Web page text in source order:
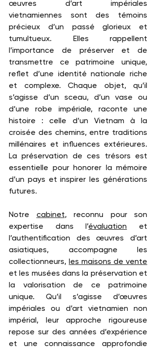
œuvres d’art impériales
vietnamiennes sont des témoins
précieux d’un passé glorieux et
tumultueux. Elles rappellent
l’importance de préserver et de
transmettre ce patrimoine unique,
reflet d’une identité nationale riche
et complexe. Chaque objet, qu’il
s’agisse d’un sceau, d’un vase ou
d’une robe impériale, raconte une
histoire : celle d’un Vietnam à la
croisée des chemins, entre traditions
millénaires et influences extérieures.
La préservation de ces trésors est
essentielle pour honorer la mémoire
d’un pays et inspirer les générations
futures.
Notre cabinet, reconnu pour son
expertise dans l’évaluation et
l’authentification des œuvres d’art
asiatiques, accompagne les
collectionneurs, les maisons de vente
et les musées dans la préservation et
la valorisation de ce patrimoine
unique. Qu’il s’agisse d’œuvres
impériales ou d’art vietnamien non
impérial, leur approche rigoureuse
repose sur des années d’expérience
et une connaissance approfondie